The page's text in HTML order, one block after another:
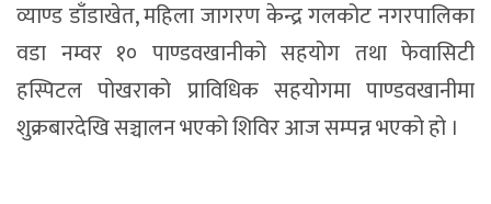
व्याण्ड डाँडाखेत, महिला जागरण केन्द्र गलकोट नगरपालिका
वडा नम्वर १० पाण्डवखानीको सहयोग तथा फेवासिटी
हस्पिटल पोखराको प्राविधिक सहयोगमा पाण्डवखानीमा
शुक्रबारदेखि सञ्चालन भएको शिविर आज सम्पन्न भएको हो ।